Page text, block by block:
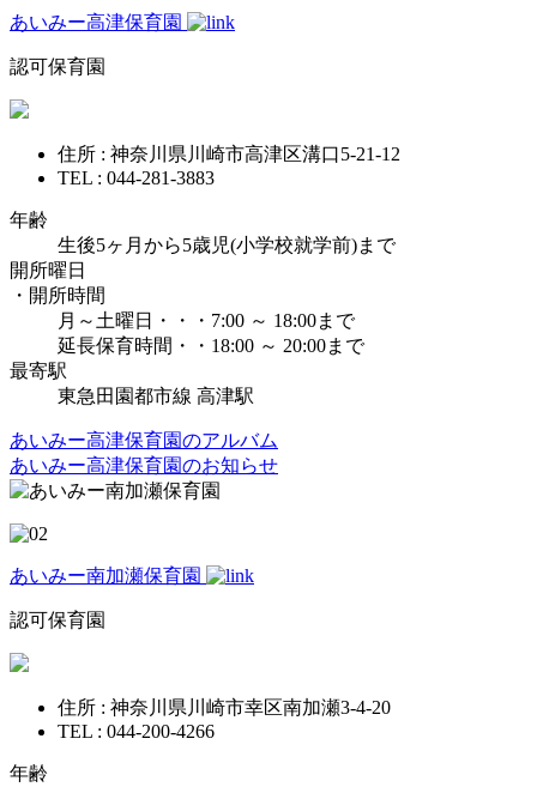
あいみー高津保育園
認可保育園
住所 : 神奈川県川崎市高津区溝口5-21-12
TEL : 044-281-3883
年齢
生後5ヶ月から5歳児(小学校就学前)まで
開所曜日
・開所時間
月～土曜日・・・7:00 ～ 18:00まで
延長保育時間・・18:00 ～ 20:00まで
最寄駅
東急田園都市線 高津駅
あいみー高津保育園のアルバム
あいみー高津保育園のお知らせ
あいみー南加瀬保育園
認可保育園
住所 : 神奈川県川崎市幸区南加瀬3-4-20
TEL : 044-200-4266
年齢